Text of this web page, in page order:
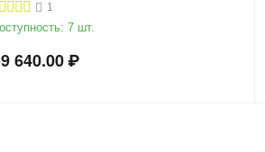
1
7 шт.
640.00₽